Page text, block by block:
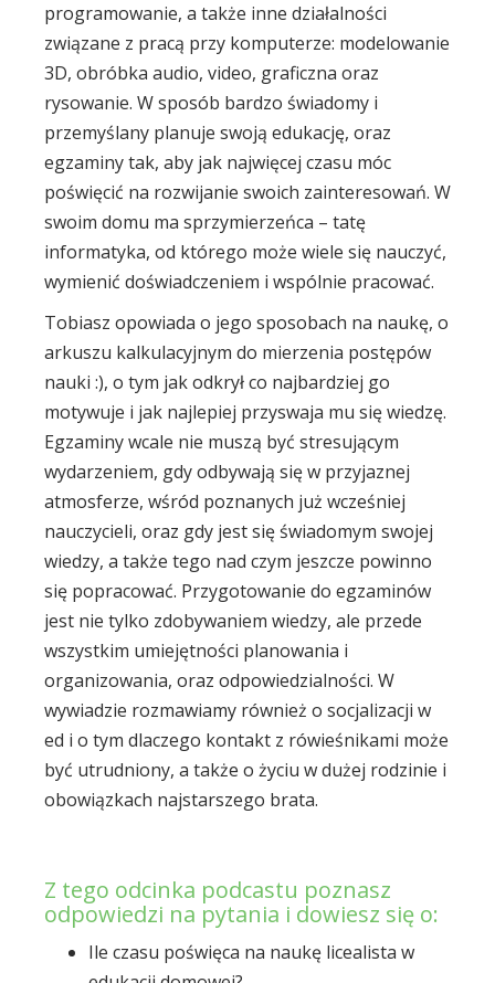
programowanie, a także inne działalności
związane z pracą przy komputerze: modelowanie
3D, obróbka audio, video, graficzna oraz
rysowanie. W sposób bardzo świadomy i
przemyślany planuje swoją edukację, oraz
egzaminy tak, aby jak najwięcej czasu móc
poświęcić na rozwijanie swoich zainteresowań. W
swoim domu ma sprzymierzeńca – tatę
informatyka, od którego może wiele się nauczyć,
wymienić doświadczeniem i wspólnie pracować.
Tobiasz opowiada o jego sposobach na naukę, o
arkuszu kalkulacyjnym do mierzenia postępów
nauki :), o tym jak odkrył co najbardziej go
motywuje i jak najlepiej przyswaja mu się wiedzę.
Egzaminy wcale nie muszą być stresującym
wydarzeniem, gdy odbywają się w przyjaznej
atmosferze, wśród poznanych już wcześniej
nauczycieli, oraz gdy jest się świadomym swojej
wiedzy, a także tego nad czym jeszcze powinno
się popracować. Przygotowanie do egzaminów
jest nie tylko zdobywaniem wiedzy, ale przede
wszystkim umiejętności planowania i
organizowania, oraz odpowiedzialności. W
wywiadzie rozmawiamy również o socjalizacji w
ed i o tym dlaczego kontakt z rówieśnikami może
być utrudniony, a także o życiu w dużej rodzinie i
obowiązkach najstarszego brata.
Z tego odcinka podcastu poznasz
odpowiedzi na pytania i dowiesz się o:
Ile czasu poświęca na naukę licealista w